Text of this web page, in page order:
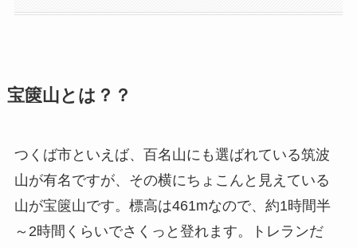
宝篋山とは？？
つくば市といえば、百名山にも選ばれている筑波
山が有名ですが、その横にちょこんと見えている
山が宝篋山です。標高は461mなので、約1時間半
～2時間くらいでさくっと登れます。トレランだ